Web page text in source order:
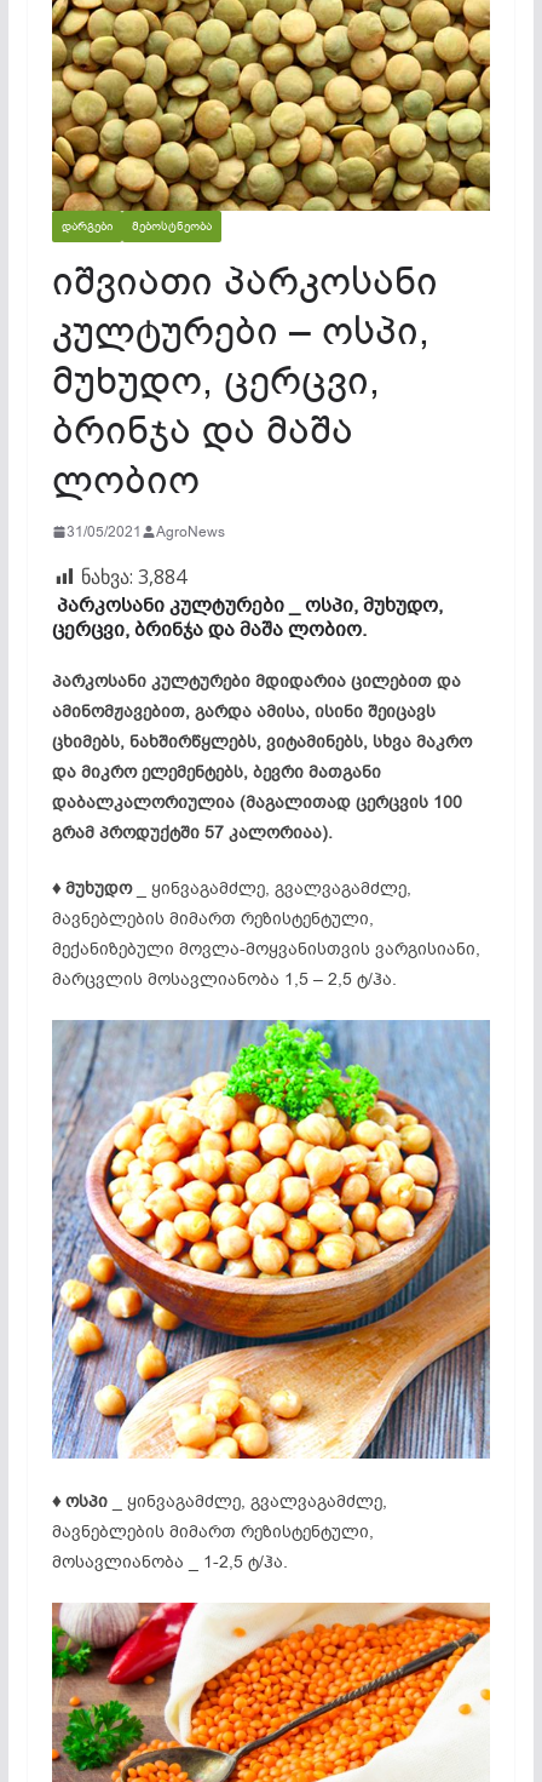
ᲓᲐᲠᲒᲔᲑᲘ ᲛᲔᲑᲝᲡᲢᲜᲔᲝᲑᲐ
იშვიათი პარკოსანი
კულტურები – ოსპი,
მუხუდო, ცერცვი,
ბრინჯა და მაშა
ლობიო
31/05/2021 AgroNews
ნახვა: 3,884
პარკოსანი კულტურები _ ოსპი, მუხუდო,
ცერცვი, ბრინჯა და მაშა ლობიო.
პარკოსანი კულტურები მდიდარია ცილებით და
ამინომჟავებით, გარდა ამისა, ისინი შეიცავს
ცხიმებს, ნახშირწყლებს, ვიტამინებს, სხვა მაკრო
და მიკრო ელემენტებს, ბევრი მათგანი
დაბალკალორიულია (მაგალითად ცერცვის 100
გრამ პროდუქტში 57 კალორიაა).
♦ მუხუდო_ ყინვაგამძლე, გვალვაგამძლე,
მავნებლების მიმართ რეზისტენტული,
მექანიზებული მოვლა-მოყვანისთვის ვარგისიანი,
მარცვლის მოსავლიანობა 1,5 – 2,5 ტ/ჰა.
♦ ოსპი_ ყინვაგამძლე, გვალვაგამძლე,
მავნებლების მიმართ რეზისტენტული,
მოსავლიანობა _ 1-2,5 ტ/ჰა.